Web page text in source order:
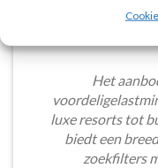
Het
luxe resorts tot
biedt een
zoekfilters